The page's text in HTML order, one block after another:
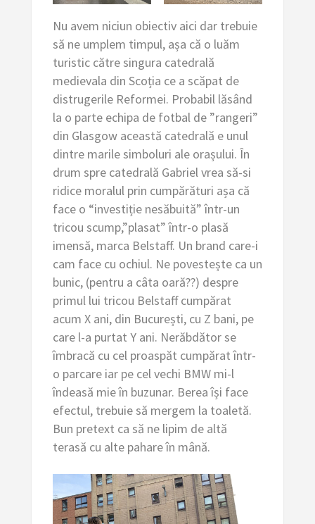
Nu avem niciun obiectiv aici dar trebuie
să ne umplem timpul, așa că o luăm
turistic către singura catedrală
medievala din Scoția ce a scăpat de
distrugerile Reformei. Probabil lăsând
la o parte echipa de fotbal de ”rangeri”
din Glasgow această catedrală e unul
dintre marile simboluri ale orașului. În
drum spre catedrală Gabriel vrea să-si
ridice moralul prin cumpărături așa că
face o “investiție nesăbuită” într-un
tricou scump,”plasat” într-o plasă
imensă, marca Belstaff. Un brand care-i
cam face cu ochiul. Ne povestește ca un
bunic, (pentru a câta oară??) despre
primul lui tricou Belstaff cumpărat
acum X ani, din București, cu Z bani, pe
care l-a purtat Y ani. Nerăbdător se
îmbracă cu cel proaspăt cumpărat într-
o parcare iar pe cel vechi BMW mi-l
îndeasă mie în buzunar. Berea își face
efectul, trebuie să mergem la toaletă.
Bun pretext ca să ne lipim de altă
terasă cu alte pahare în mână.